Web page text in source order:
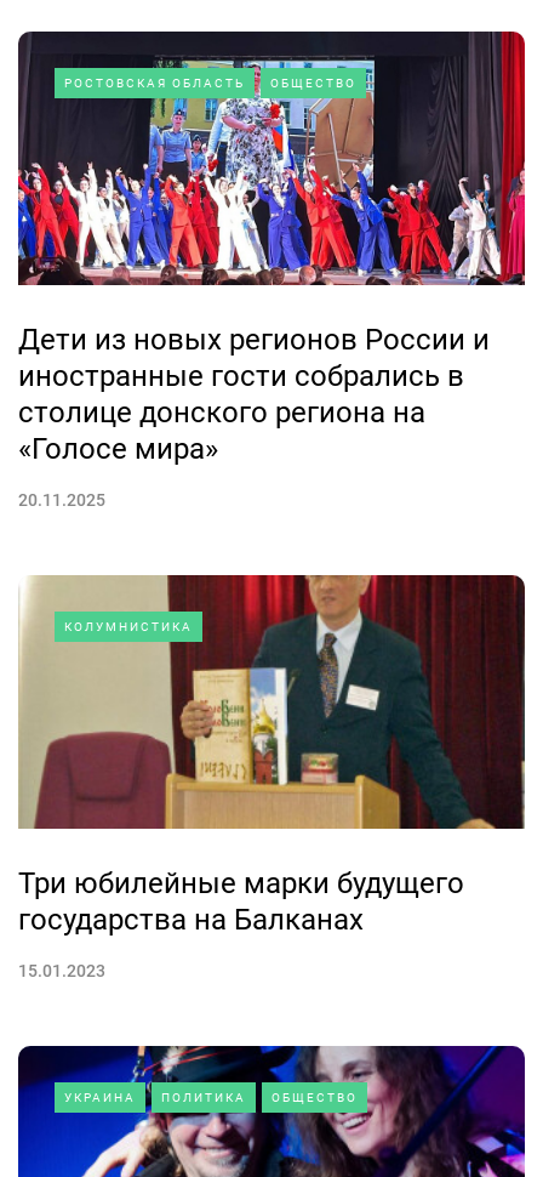
РОСТОВСКАЯ ОБЛАСТЬ ОБЩЕСТВО
Дети из новых регионов России и
иностранные гости собрались в
столице донского региона на
«Голосе мира»
20.11.2025
КОЛУМНИСТИКА
Три юбилейные марки будущего
государства на Балканах
15.01.2023
УКРАИНА ПОЛИТИКА ОБЩЕСТВО